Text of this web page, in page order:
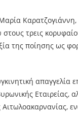
τρεις
της ποίησης ως
Εταιρείας,